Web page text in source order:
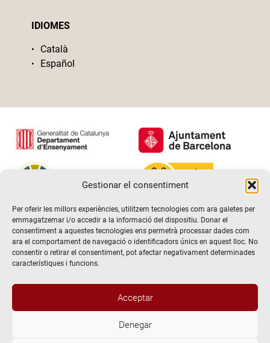
Gestionar el consentiment
Per oferir les millors experiències, utilitzem tecnologies com ara galetes per
emmagatzemar i/o accedir a la informació del dispositiu. Donar el
consentiment a aquestes tecnologies ens permetrà processar dades com
ara el comportament de navegació o identificadors únics en aquest lloc. No
consentir o retirar el consentiment, pot afectar negativament determinades
característiques i funcions.
Acceptar
Denegar
IDIOMES
Català
Español
@2026 Escola de teatre El Timbal. Tots els drets reservats
Hola! Voldria més informació / Querría